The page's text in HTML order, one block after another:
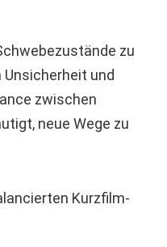
zu
und
zwischen
neue Wege zu
Kurzfilm-